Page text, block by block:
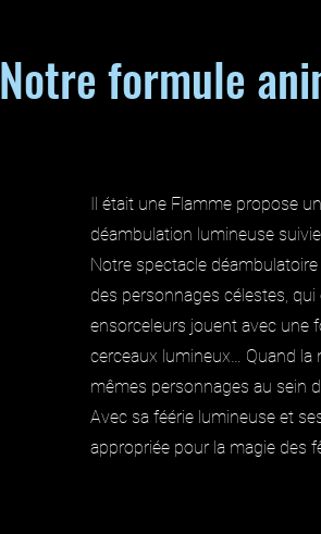
Notre formule
Il était une Flamme propose
déambulation lumineuse suivie
Notre spectacle
des personnages célestes,
ensorceleurs jouent avec une
cerceaux lumineux… Quand la
mêmes personnages au sein
Avec sa féérie lumineuse et
appropriée pour la magie des